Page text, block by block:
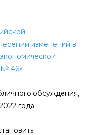
изменений в
№ 46»
обсуждения,
года.